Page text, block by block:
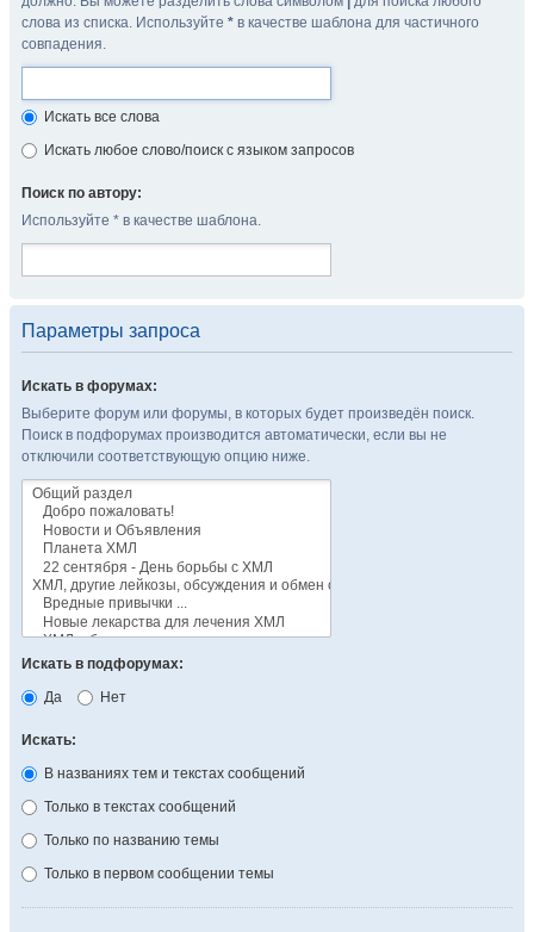
слова из списка. Используйте * в качестве шаблона для частичного
совпадения.
Искать все слова
Искать любое слово/поиск с языком запросов
Поиск по автору:
Используйте * в качестве шаблона.
Параметры запроса
Искать в форумах:
Выберите форум или форумы, в которых будет произведён поиск.
Поиск в подфорумах производится автоматически, если вы не
отключили соответствующую опцию ниже.
Искать в подфорумах:
Да
Нет
Искать:
В названиях тем и текстах сообщений
Только в текстах сообщений
Только по названию темы
Только в первом сообщении темы